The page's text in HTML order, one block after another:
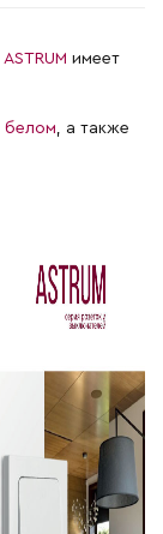
ASTRUM имеет
белом, а также